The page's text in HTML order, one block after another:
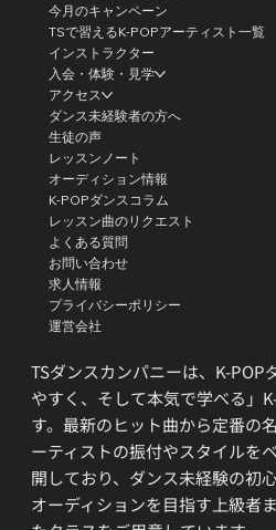
TSダンスカンパニーは、K-POP
やすく、そして本気で学べる」
す。最新のヒット曲から定番の
ーティストの振付やスタイルを
開しており、ダンス未経験の初
オーディションを目指す上級者
今月のキャンペーン
TSで習えるK-POPアーティスト一覧
インストラクター
入会・体験・見学
アクセス
ダンス未経験者の方へ
生徒の声
レッスンノート
オーディション情報
K-POPダンスコラム
レッスン曲のリクエスト
よくある質問
お問い合わせ
求人情報
プライバシーポリシー
運営会社